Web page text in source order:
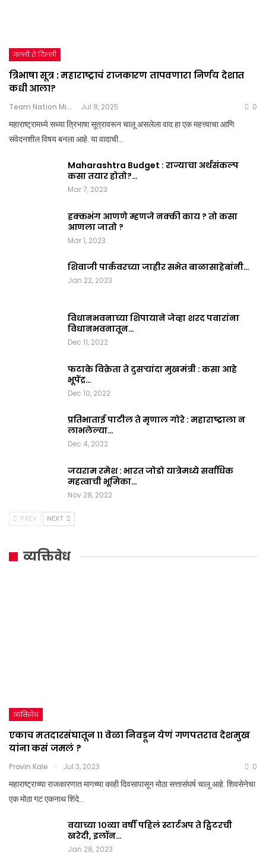
गल्ली ते दिल्ली
त्रिभाषा सूत्र : महाराष्ट्राचं राजकारण तापवणारा निर्णय देशात
कधी आला?
Team Nation Mic Jul 8, 2025 0
महाराष्ट्रामध्ये सध्या त्रिभाषा सूत्रावरून चालू असलेला वाद हा एक महत्त्वाचा आणि
संवेदनशील विषय बनला आहे. या वादाची…
Maharashtra Budget : राज्याचा अर्थसंकल्प
कसा तयार होतो?…
Mar 7, 2023
हक्कभंग आणणे म्हणजे नक्की काय ? तो कसा
आणला जातो ?
Mar 1, 2023
शिवाजी पार्कवरच्या जाहीर सभेत बाळासाहेबांनी…
Jan 22, 2023
विधानभवनाच्या शिपायाने जेव्हा शरद पवारांना
विधानभवनातून…
Dec 11, 2022
फटाके विक्रेता ते दुसऱ्यांदा मुखमंत्री : कसा आहे
भूपेंद्र…
Dec 10, 2022
प्रतिभाताई पाटील ते मृणाल गोरे : महाराष्ट्राला न
लाभलेल्या…
Dec 4, 2022
जयराम रमेश : भारत जोडो यात्रेमध्ये सर्वाधिक
महत्वाची भूमिका…
Nov 28, 2022
PREV NEXT
व्यक्तिवेध
व्यक्तिवेध
एकाच मतदारसंघातून ११ वेळा निवडून येणं गणपतराव देशमुख
यांना कसं जमलं ?
Pravin Kale Jul 3, 2023 0
महाराष्ट्राच्या राजकारणात मागच्या काही दिवसापासून मोठा सत्तासंघर्ष चालू आहे. शिवसेनेचा
एक मोठा गट एकनाथ शिंदे…
वयाच्या १०व्या वर्षी पहिलं स्टार्टअप ते ट्विटरची
खरेदी, इलॉन…
Jan 28, 2023